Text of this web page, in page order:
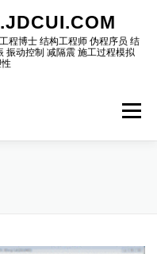
程博士 结构工程师 伪程序员 结
振动控制 减隔震 施工过程模拟
Menu